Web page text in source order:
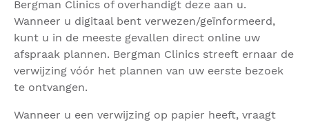
Bergman Clinics of overhandigt deze aan u.
Wanneer u digitaal bent verwezen/geïnformeerd,
kunt u in de meeste gevallen direct online uw
afspraak plannen. Bergman Clinics streeft ernaar de
verwijzing vóór het plannen van uw eerste bezoek
te ontvangen.
Wanneer u een verwijzing op papier heeft, vraagt